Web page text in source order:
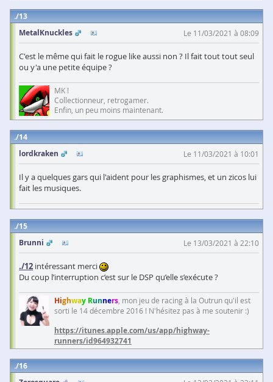
13
MetalKnuckles
Le 11/03/2021 à 08:09
C'est le même qui fait le rogue like aussi non ? Il fait tout tout seul
ou y'a une petite équipe ?
MK !
Collectionneur, retrogamer.
Enfin, un peu moins maintenant.
14
lordkraken
Le 11/03/2021 à 10:01
Il y a quelques gars qui l'aident pour les graphismes, et un zicos lui
fait les musiques.
15
Brunni
Le 13/03/2021 à 22:10
./12 intéressant merci
Du coup l’interruption c’est sur le DSP qu’elle s’exécute ?
Highway Runners , mon jeu de racing à la Outrun qu'il est
sorti le 14 décembre 2016 ! N'hésitez pas à me soutenir :)
https://itunes.apple.com/us/app/highway-
runners/id964932741
16